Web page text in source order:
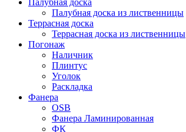
Палубная доска
Палубная доска из лиственницы
Террасная доска
Террасная доска из лиственницы
Погонаж
Наличник
Плинтус
Уголок
Раскладка
Фанера
OSB
Фанера Ламинированная
ФК